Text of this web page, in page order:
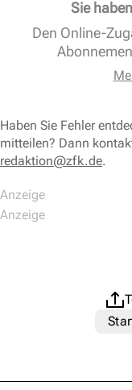
Sie
Den Online-
Haben Sie Fehler
mitteilen? Dann
redaktion@zfk.de.